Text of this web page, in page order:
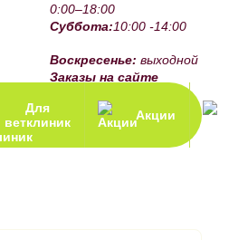
0:00–18:00
Суббота:10:00 -14:00
Воскресенье: выходной
Заказы на сайте
Для
ветклиник
Акции